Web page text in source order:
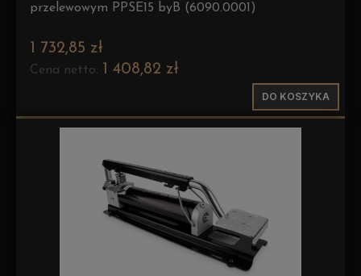
przelewowym PPSE15 byB (6090.0001)
1 732,85 zł
Cena netto: 1 408,82 zł
DO KOSZYKA